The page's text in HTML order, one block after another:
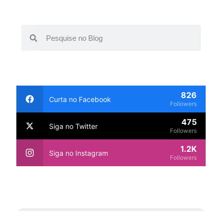
Curta no Facebook 826
Followers
Siga no Twitter 475
Followers
Siga no Instagram 1.2K
Followers